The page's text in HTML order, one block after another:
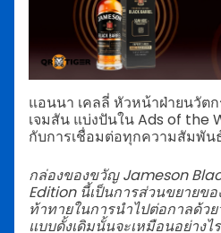
แอนนา เคลลี่ หัวหน้าฝ่ายนวัต
เจมสัน แบ่งปันใน Ads of the
กับการเชื่อมต่อทุกความสัมพัน
กล่องของขวัญ Jameson
Edition นี้เป็นการส่วนขยายข
ท้าทายในการนำไปต่อกาลด้ว
แบบดั้งเดิมนั้นจะเหมือนอย่าง